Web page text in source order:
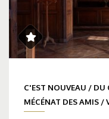
C'EST NOUVEAU / DU
MÉCÉNAT DES AMIS /